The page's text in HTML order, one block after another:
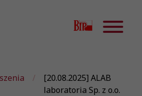
[20.08.2025] ALAB
laboratoria Sp. z o.o.